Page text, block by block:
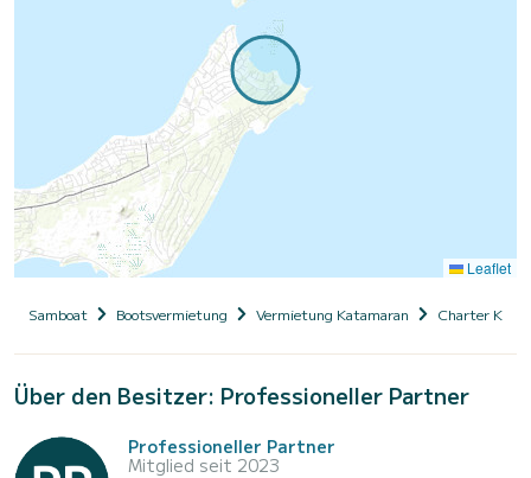
Leaflet
Samboat Bootsvermietung Vermietung Katamaran Charter
Über den Besitzer: Professioneller Partner
Professioneller Partner
Mitglied seit 2023